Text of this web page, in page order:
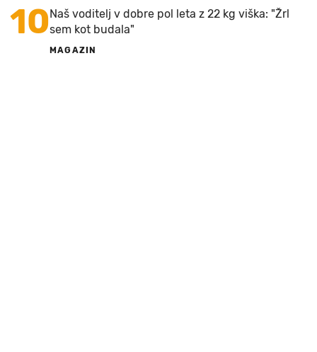
10Naš voditelj v dobre pol leta z 22 kg viška: "Žrl
sem kot budala"
MAGAZIN